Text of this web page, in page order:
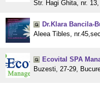
Str. Hagi Ghita, nr.
Dr.Klara Bancila-
Aleea Tibles,
Ecovital SPA
Buzesti, 27-29,